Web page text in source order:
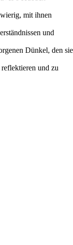
mit ihnen
und
Dünkel, den sie
und zu